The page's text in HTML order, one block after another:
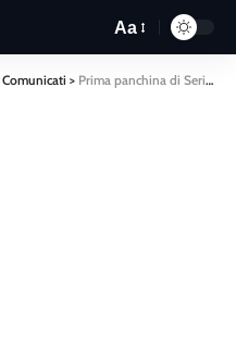
Aa
Comunicati > Prima panchina di Serie D girone I che cambia